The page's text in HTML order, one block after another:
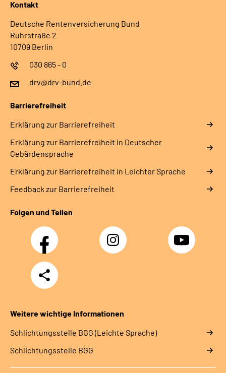
Kontakt
Deutsche Rentenversicherung Bund
Ruhrstraße 2
10709 Berlin
030 865 - 0
drv@drv-bund.de
Barrierefreiheit
Erklärung zur Barrierefreiheit
Erklärung zur Barrierefreiheit in Deutscher
Gebärdensprache
Erklärung zur Barrierefreiheit in Leichter Sprache
Feedback zur Barrierefreiheit
Folgen und Teilen
Facebook Instagram YouTube
Teilen
Weitere wichtige Informationen
Schlich­tungs­stel­le BGG (Leichte Sprache)
Schlich­tungs­stel­le BGG